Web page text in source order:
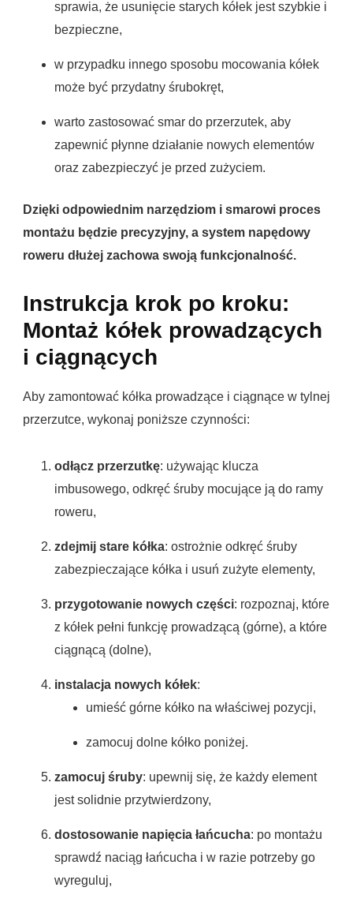
sprawia, że usunięcie starych kółek jest szybkie i
bezpieczne,
w przypadku innego sposobu mocowania kółek
może być przydatny śrubokręt,
warto zastosować smar do przerzutek, aby
zapewnić płynne działanie nowych elementów
oraz zabezpieczyć je przed zużyciem.
Dzięki odpowiednim narzędziom i smarowi proces
montażu będzie precyzyjny, a system napędowy
roweru dłużej zachowa swoją funkcjonalność.
Instrukcja krok po kroku:
Montaż kółek prowadzących
i ciągnących
Aby zamontować kółka prowadzące i ciągnące w tylnej
przerzutce, wykonaj poniższe czynności:
odłącz przerzutkę: używając klucza
imbusowego, odkręć śruby mocujące ją do ramy
roweru,
zdejmij stare kółka: ostrożnie odkręć śruby
zabezpieczające kółka i usuń zużyte elementy,
przygotowanie nowych części: rozpoznaj, które
z kółek pełni funkcję prowadzącą (górne), a które
ciągnącą (dolne),
instalacja nowych kółek:
umieść górne kółko na właściwej pozycji,
zamocuj dolne kółko poniżej.
zamocuj śruby: upewnij się, że każdy element
jest solidnie przytwierdzony,
dostosowanie napięcia łańcucha: po montażu
sprawdź naciąg łańcucha i w razie potrzeby go
wyreguluj,